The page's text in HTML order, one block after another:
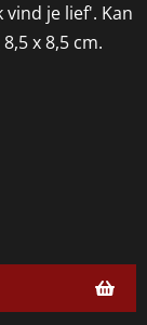
je lief'. Kan
x 8,5 cm.